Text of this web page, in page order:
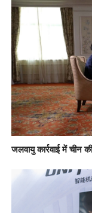
जलवायु कार्रवाई में चीन